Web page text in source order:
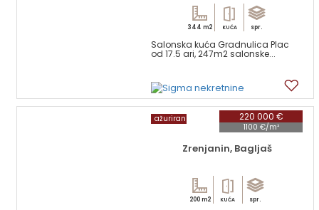
344 m2 KUĆA spr.
Salonska kuća Gradnulica Plac
od 17.5 ari, 247m2 salonske...
220 000 €
1100 €/m²
ažuriran
Zrenjanin, Bagljaš
200 m2 KUĆA spr.